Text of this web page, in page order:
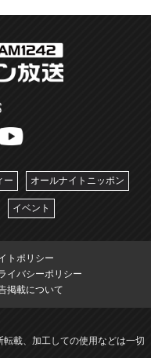
ー オールナイトニッポン
イベント
トポリシー
イバシーポリシー
掲載について
載、加工しての使用などは一切